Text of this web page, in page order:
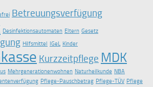
Betreuungsverfügung
Desinfektionsautomaten Eltern Gesetz
Hilfsmittel IGeL Kinder
Kurzzeitpflege MDK
Mehrgenerationenwohnen Naturheilkunde NBA
Pflege-Pauschbetrag Pflege-TÜV Pflege